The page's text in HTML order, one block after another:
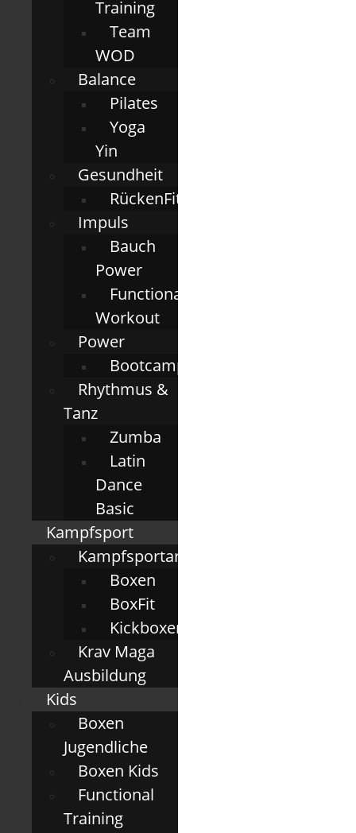
Training
Team
WOD
Balance
Pilates
Yoga
Yin
Gesundheit
RückenFit
Impuls
Bauch
Power
Functional
Workout
Power
Bootcamp
Rhythmus &
Tanz
Zumba
Latin
Dance
Basic
Kampfsport
Kampfsportarten
Boxen
BoxFit
Kickboxen
Krav Maga
Ausbildung
Kids
Boxen
Jugendliche
Boxen Kids
Functional
Training